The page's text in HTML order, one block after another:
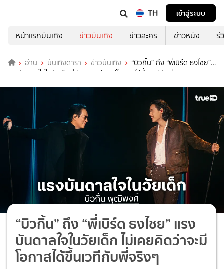
TH
เข้าสู่ระบบ
หน้าแรกบันเทิง
ข่าวบันเทิง ข่าวละคร ข่าวหนัง รี
อ่าน บันเทิงดารา ข่าวบันเทิง
“บิวกิ้น” ถึง “พี่เบิร์ด ธงไชย”
แรงบันดาลใจในวัยเด็ก ไม่เคยคิดว่าจะมีโอกาสได้ขึ้นเวทีกับพี่จริงๆ
“บิวกิ้น” ถึง “พี่เบิร์ด ธงไชย” แรง
บันดาลใจในวัยเด็ก ไม่เคยคิดว่าจะมี
โอกาสได้ขึ้นเวทีกับพี่จริงๆ